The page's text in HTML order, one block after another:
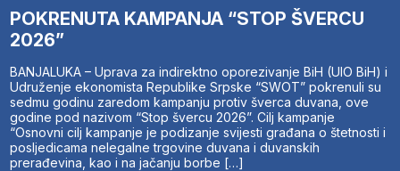
POKRENUTA KAMPANJA “STOP ŠVERCU
2026”
BANJALUKA – Uprava za indirektno oporezivanje BiH (UIO BiH) i
Udruženje ekonomista Republike Srpske “SWOT” pokrenuli su
sedmu godinu zaredom kampanju protiv šverca duvana, ove
godine pod nazivom “Stop švercu 2026”. Cilj kampanje
“Osnovni cilj kampanje je podizanje svijesti građana o štetnosti i
posljedicama nelegalne trgovine duvana i duvanskih
prerađevina, kao i na jačanju borbe […]